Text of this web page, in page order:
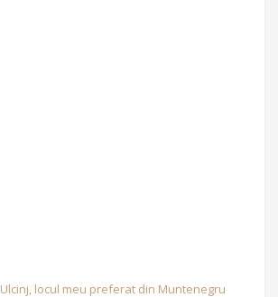
Ulcinj, locul meu preferat din Muntenegru